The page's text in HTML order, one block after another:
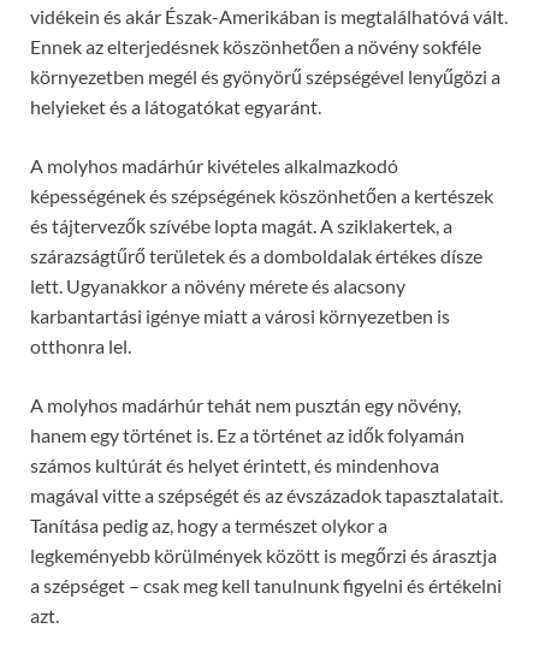
vidékein és akár Észak-Amerikában is megtalálhatóvá vált.
Ennek az elterjedésnek köszönhetően a növény sokféle
környezetben megél és gyönyörű szépségével lenyűgözi a
helyieket és a látogatókat egyaránt.
A molyhos madárhúr kivételes alkalmazkodó
képességének és szépségének köszönhetően a kertészek
és tájtervezők szívébe lopta magát. A sziklakertek, a
szárazságtűrő területek és a domboldalak értékes dísze
lett. Ugyanakkor a növény mérete és alacsony
karbantartási igénye miatt a városi környezetben is
otthonra lel.
A molyhos madárhúr tehát nem pusztán egy növény,
hanem egy történet is. Ez a történet az idők folyamán
számos kultúrát és helyet érintett, és mindenhova
magával vitte a szépségét és az évszázadok tapasztalatait.
Tanítása pedig az, hogy a természet olykor a
legkeményebb körülmények között is megőrzi és árasztja
a szépséget – csak meg kell tanulnunk figyelni és értékelni
azt.